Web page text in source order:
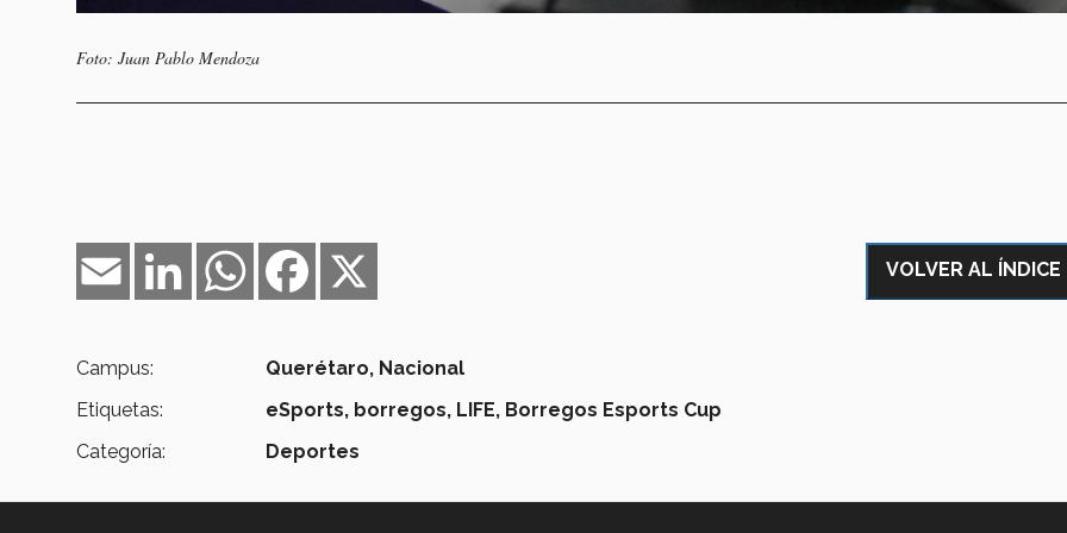
Foto: Juan Pablo Mendoza
Facebook
WhatsApp
LinkedIn
Email
VOLVER AL ÍNDICE
Campus: Querétaro, Nacional
Etiquetas:
eSports, borregos, LIFE, Borregos Esports Cup
Categoría:
Deportes